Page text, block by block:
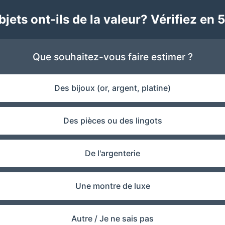
ont-ils de la valeur? Vérifiez en
Que souhaitez-vous faire estimer ?
Des bijoux (or, argent, platine)
Des pièces ou des lingots
De l'argenterie
Une montre de luxe
Autre / Je ne sais pas